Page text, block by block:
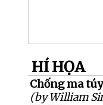
HÍ HỌA
Chống ma
(by William